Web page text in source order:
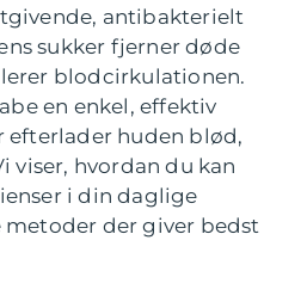
antibakterielt
sukker fjerner døde
blodcirkulationen.
en enkel, effektiv
efterlader huden blød,
viser, hvordan du kan
i din daglige
der giver bedst